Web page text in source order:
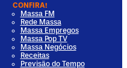
CONFIRA!
Massa FM
Rede Massa
Massa Empregos
Massa Pop TV
Massa Negócios
Receitas
Previsão do Tempo